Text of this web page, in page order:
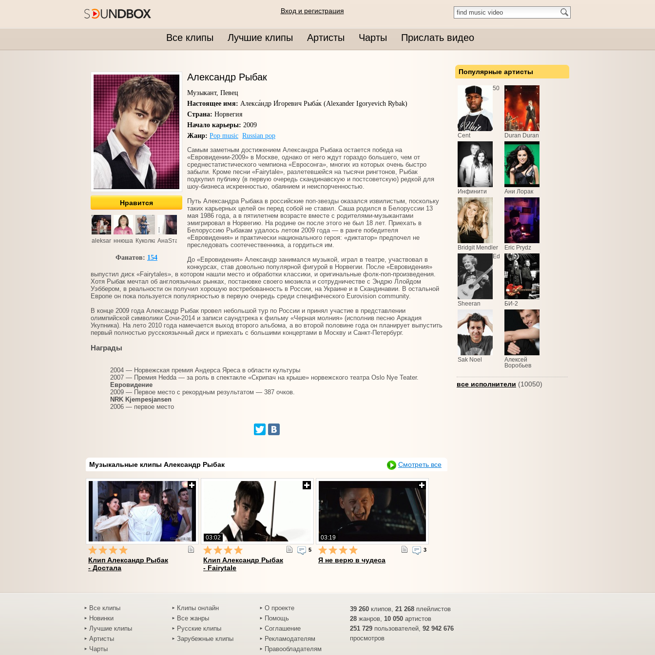
Вход и регистрация
Все клипы Лучшие клипы Артисты Чарты Прислать видео
Нравится
aleksandr.tolmacev.5
ннюша Куколка АнаSтаSия
Фанатов: 154
Александр Рыбак
Музыкант, Певец
Настоящее имя: Алекса́ндр И́горевич Рыба́к (Alexander Igoryevich Rybak)
Страна: Норвегия
Начало карьеры: 2009
Жанр: Pop music Russian pop
Самым заметным достижением Александра Рыбака остается победа на
«Евровидении-2009» в Москве, однако от него ждут гораздо большего, чем от
среднестатистического чемпиона «Евросонга», многих из которых очень быстро
забыли. Кроме песни «Fairytale», разлетевшейся на тысячи рингтонов, Рыбак
подкупил публику (в первую очередь скандинавскую и постсоветскую) редкой для
шоу-бизнеса искренностью, обаянием и неиспорченностью.
Путь Александра Рыбака в российские поп-звезды оказался извилистым, поскольку
таких карьерных целей он перед собой не ставил. Саша родился в Белоруссии 13
мая 1986 года, а в пятилетнем возрасте вместе с родителями-музыкантами
эмигрировал в Норвегию. На родине он после этого не был 18 лет. Приехать в
Белоруссию Рыбакам удалось летом 2009 года — в ранге победителя
«Евровидения» и практически национального героя: «диктатор» предпочел не
преследовать соотечественника, а гордиться им.
До «Евровидения» Александр занимался музыкой, играл в театре, участвовал в
конкурсах, став довольно популярной фигурой в Норвегии. После «Евровидения»
выпустил диск «Fairytales», в котором нашли место и обработки классики, и оригинальные фолк-поп-произведения.
Хотя Рыбак мечтал об англоязычных рынках, постановке своего мюзикла и сотрудничестве с Эндрю Ллойдом
Уэббером, в реальности он получил хорошую востребованность в России, на Украине и в Скандинавии. В остальной
Европе он пока пользуется популярностью в первую очередь среди специфического Eurovision community.
В конце 2009 года Александр Рыбак провел небольшой тур по России и принял участие в представлении
олимпийской символики Сочи-2014 и записи саундтрека к фильму «Черная молния» (исполнив песню Аркадия
Укупника). На лето 2010 года намечается выход второго альбома, а во второй половине года он планирует выпустить
первый полностью русскоязычный диск и приехать с большими концертами в Москву и Санкт-Петербург.
Награды
2004 — Норвежская премия Андерса Яреса в области культуры
2007 — Премия Hedda — за роль в спектакле «Скрипач на крыше» норвежского театра Oslo Nye Teater.
Евровидение
2009 — Первое место с рекордным результатом — 387 очков.
NRK Kjempesjansen
2006 — первое место
Смотреть все
Музыкальные клипы Александр Рыбак
Клип Александр Рыбак
- Достала
03:02
5
Клип Александр Рыбак
- Fairytale
03:19
3
Я не верю в чудеса
Популярные артисты
50
Cent Duran Duran
Инфинити Ани Лорак
Bridgit Mendler
Eric Prydz
Ed
Sheeran БИ-2
Sak Noel
Алексей
Воробьев
все исполнители (10050)
Все клипы
Новинки
Лучшие клипы
Артисты
Чарты
Клипы онлайн
Все жанры
Русские клипы
Зарубежные клипы
О проекте
Помощь
Соглашение
Рекламодателям
Правообладателям
39 260 клипов, 21 268 плейлистов
28 жанров, 10 050 артистов
251 729 пользователей, 92 942 676
просмотров